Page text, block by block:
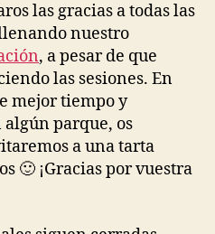
las gracias a todas las
nuestro
, a pesar de que
las sesiones. En
mejor tiempo y
parque, os
a una tarta
🙂 ¡Gracias por vuestra